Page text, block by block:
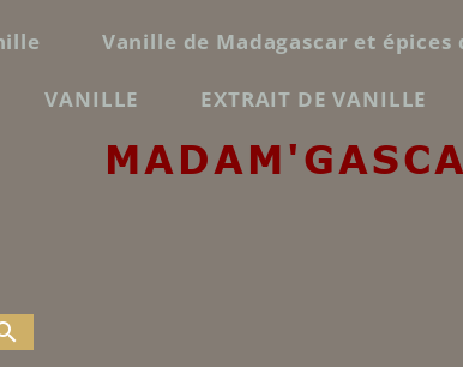
Vanille de Madagascar et
VANILLE EXTRAIT DE VANILLE